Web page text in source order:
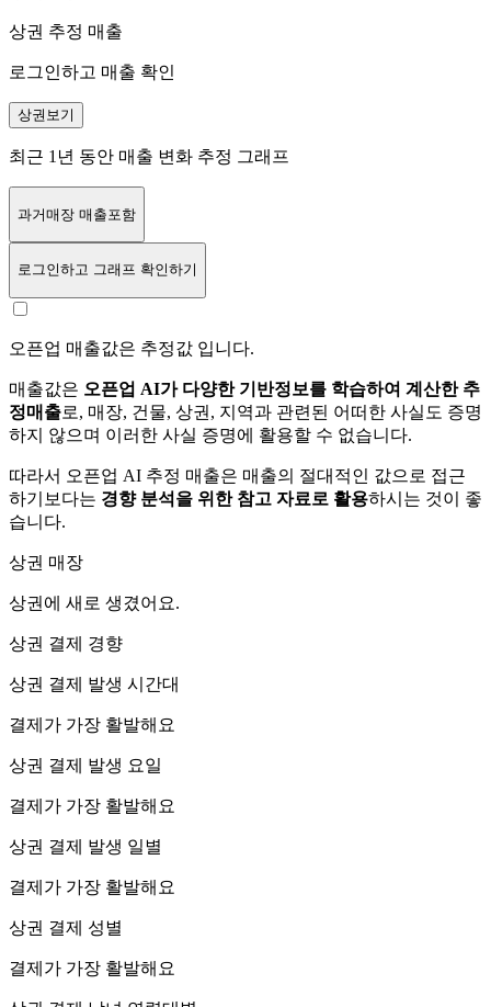
상권 추정 매출
로그인하고 매출 확인
상권보기
최근 1년 동안 매출 변화 추정 그래프
과거매장 매출포함
로그인하고 그래프 확인하기
오픈업 매출값은 추정값 입니다.
매출값은 오픈업 AI가 다양한 기반정보를 학습하여 계산한 추
정매출로, 매장, 건물, 상권, 지역과 관련된 어떠한 사실도 증명
하지 않으며 이러한 사실 증명에 활용할 수 없습니다.
따라서 오픈업 AI 추정 매출은 매출의 절대적인 값으로 접근
하기보다는 경향 분석을 위한 참고 자료로 활용하시는 것이 좋
습니다.
상권 매장
상권에 새로 생겼어요.
상권 결제 경향
상권 결제 발생 시간대
결제가 가장 활발해요
상권 결제 발생 요일
결제가 가장 활발해요
상권 결제 발생 일별
결제가 가장 활발해요
상권 결제 성별
결제가 가장 활발해요